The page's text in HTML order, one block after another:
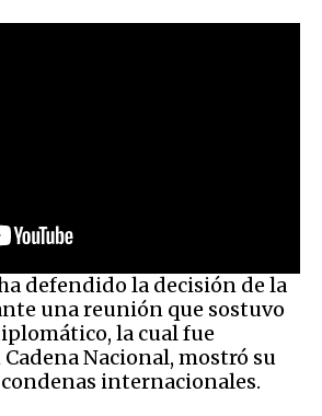
defendido la decisión de la
una reunión que sostuvo
la cual fue
Nacional, mostró su
internacionales.